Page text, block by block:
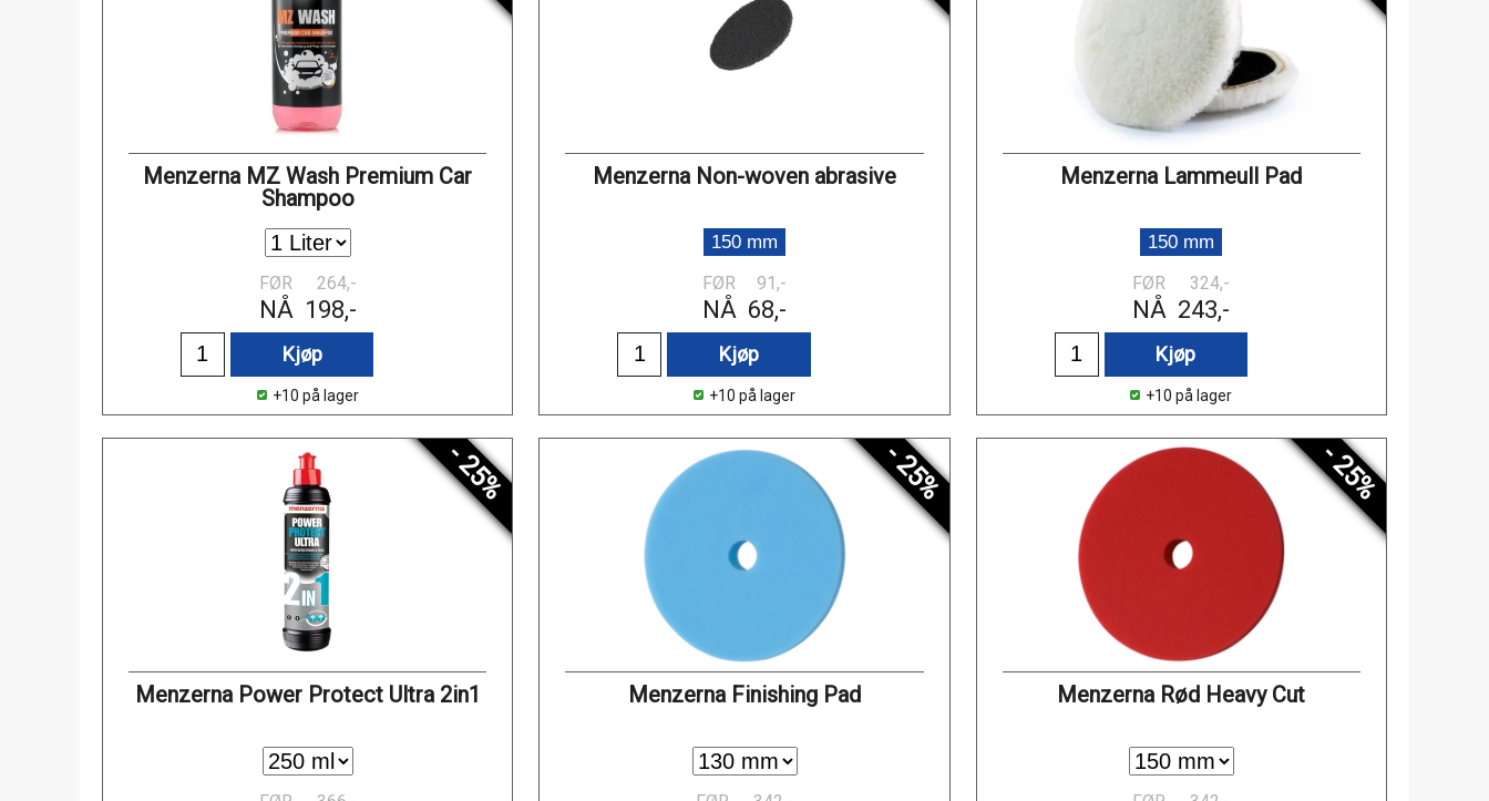
Menzerna MZ Wash Premium Car
Shampoo
FØR 264,-
NÅ 198,-
Kjøp
+10 på lager
Menzerna Non-woven abrasive
150 mm
FØR
91,-
NÅ 68,-
Kjøp
+10 på lager
Menzerna Lammeull Pad
150 mm
FØR
324,-
NÅ 243,-
Kjøp
+10 på lager
- 25%
Menzerna Power Protect Ultra 2in1
- 25%
Menzerna Finishing Pad
- 25%
Menzerna Rød Heavy Cut